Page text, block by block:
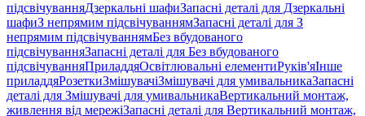
підсвічуванняДзеркальні шафиЗапасні деталі для Дзеркальні
шафиЗ непрямим підсвічуваннямЗапасні деталі для З
непрямим підсвічуваннямБез вбудованого
підсвічуванняЗапасні деталі для Без вбудованого
підсвічуванняПриладдяОсвітлювальні елементиРуків'яІнше
приладдяРозеткиЗмішувачіЗмішувачі для умивальникаЗапасні
деталі для Змішувачі для умивальникаВертикальний монтаж,
живлення від мережіЗапасні деталі для Вертикальний монтаж,